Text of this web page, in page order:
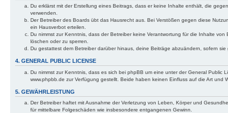
Du erklärst mit der Erstellung eines Beitrags, dass er keine Inhalte enthält, die
verwenden.
Der Betreiber des Boards übt das Hausrecht aus. Bei Verstößen gegen diese
ein Hausverbot erteilen.
Du nimmst zur Kenntnis, dass der Betreiber keine Verantwortung für die Inhalte
löschen oder zu sperren.
Du gestattest dem Betreiber darüber hinaus, deine Beiträge abzuändern, sofern
4. GENERAL PUBLIC LICENSE
Du nimmst zur Kenntnis, dass es sich bei phpBB um eine unter der General Public
www.phpbb.de zur Verfügung gestellt. Beide haben keinen Einfluss auf die Art und
5. GEWÄHRLEISTUNG
Der Betreiber haftet mit Ausnahme der Verletzung von Leben, Körper und
für mittelbare Folgeschäden wie insbesondere entgangenen Gewinn.